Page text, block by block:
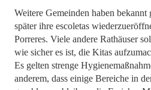
Weitere Gemeinden haben bekannt
später ihre escoletas
Porreres. Viele andere Rathäuser
wie sicher es ist, die Kitas
Es gelten strenge
anderem, dass einige Bereiche in